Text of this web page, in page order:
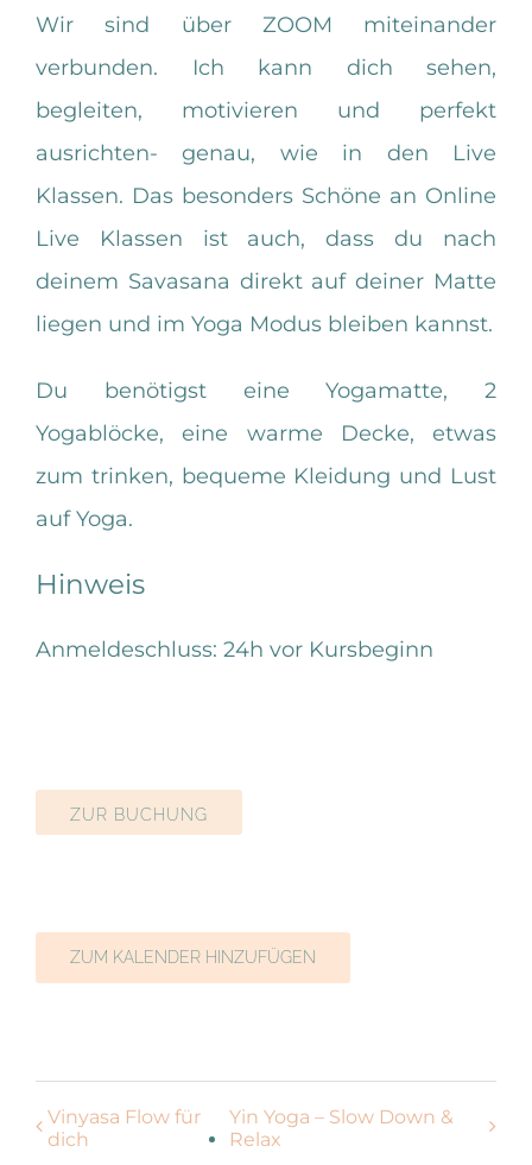
Wir sind über ZOOM miteinander
verbunden. Ich kann dich sehen,
begleiten, motivieren und perfekt
ausrichten- genau, wie in den Live
Klassen. Das besonders Schöne an Online
Live Klassen ist auch, dass du nach
deinem Savasana direkt auf deiner Matte
liegen und im Yoga Modus bleiben kannst.
Du benötigst eine Yogamatte, 2
Yogablöcke, eine warme Decke, etwas
zum trinken, bequeme Kleidung und Lust
auf Yoga.
Hinweis
Anmeldeschluss: 24h vor Kursbeginn
ZUR BUCHUNG
ZUM KALENDER HINZUFÜGEN
Vinyasa Flow für
dich
Yin Yoga – Slow Down &
Relax